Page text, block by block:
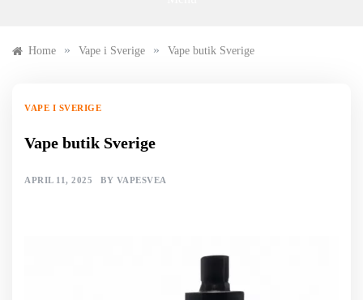
Home » Vape i Sverige » Vape butik Sverige
VAPE I SVERIGE
Vape butik Sverige
APRIL 11, 2025 BY VAPESVEA